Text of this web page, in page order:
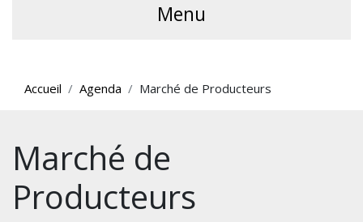
Menu
Accueil Agenda Marché de Producteurs
Marché de
Producteurs